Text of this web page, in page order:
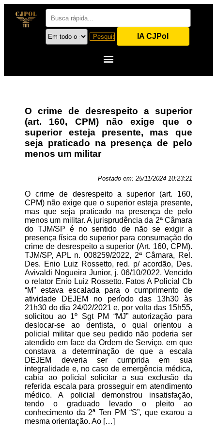
IA CJPol
O crime de desrespeito a superior
(art. 160, CPM) não exige que o
superior esteja presente, mas que
seja praticado na presença de pelo
menos um militar
Postado em: 25/11/2024 10:23:21
O crime de desrespeito a superior (art. 160,
CPM) não exige que o superior esteja presente,
mas que seja praticado na presença de pelo
menos um militar. A jurisprudência da 2ª Câmara
do TJM/SP é no sentido de não se exigir a
presença física do superior para consumação do
crime de desrespeito a superior (Art. 160, CPM).
TJM/SP, APL n. 008259/2022, 2ª Câmara, Rel.
Des. Enio Luiz Rossetto, red. p/ acordão, Des.
Avivaldi Nogueira Junior, j. 06/10/2022. Vencido
o relator Enio Luiz Rossetto. Fatos A Policial Cb
“M” estava escalada para o cumprimento de
atividade DEJEM no período das 13h30 às
21h30 do dia 24/02/2021 e, por volta das 15h55,
solicitou ao 1º Sgt PM “MJ” autorização para
deslocar-se ao dentista, o qual orientou a
policial militar que seu pedido não poderia ser
atendido em face da Ordem de Serviço, em que
constava a determinação de que a escala
DEJEM deveria ser cumprida em sua
integralidade e, no caso de emergência médica,
cabia ao policial solicitar a sua exclusão da
referida escala para prosseguir em atendimento
médico. A policial demonstrou insatisfação,
tendo o graduado levado o pleito ao
conhecimento da 2ª Ten PM “S”, que exarou a
mesma orientação. Ao […]